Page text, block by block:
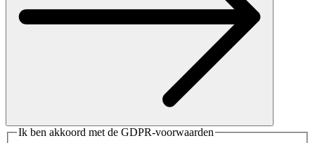
Ik ben akkoord met de GDPR-voorwaarden